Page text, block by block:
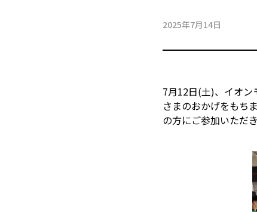
2025年7月14日
7月12日(土)、イオ
さまのおかげをもち
の方にご参加いただ